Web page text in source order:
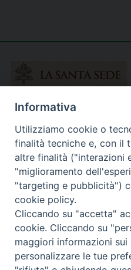
Informativa
Utilizziamo cookie o
finalità tecniche e, con il
altre finalità ("interazioni
"miglioramento
"targeting e pubblicità")
cookie policy.
Cliccando su "accetta"
cookie. Cliccando su
maggiori informazioni
personalizzare le tue